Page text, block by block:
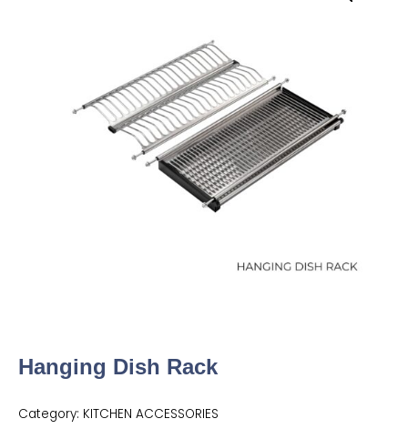
Hanging Dish Rack
Category: KITCHEN ACCESSORIES